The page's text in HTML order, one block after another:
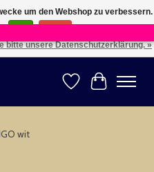
×
DE -- Choose your language: EN ⇓ ⇒
Wunschzettel
Ihr
wit
um den Webshop zu verbessern.
bitte unsere Datenschutzerklärung. »